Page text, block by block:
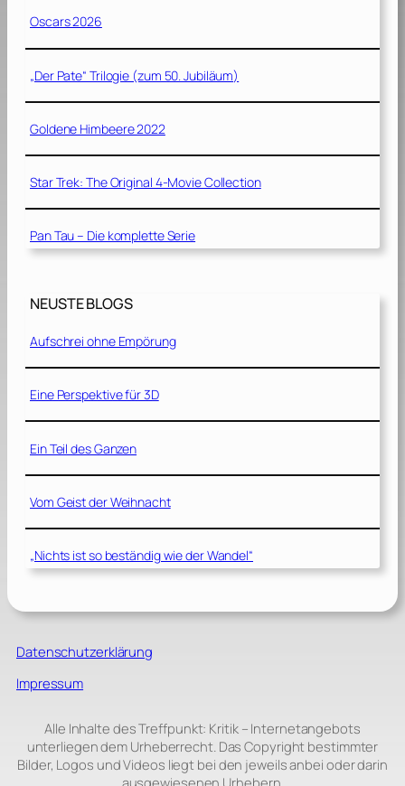
0
]
Oscars 2026
„Der Pate“ Trilogie (zum 50. Jubiläum)
Goldene Himbeere 2022
Star Trek: The Original 4-Movie Collection
Pan Tau – Die komplette Serie
NEUSTE BLOGS
Aufschrei ohne Empörung
Eine Perspektive für 3D
Ein Teil des Ganzen
Vom Geist der Weihnacht
„Nichts ist so beständig wie der Wandel“
Datenschutzerklärung
Impressum
Alle Inhalte des Treffpunkt: Kritik – Internetangebots
unterliegen dem Urheberrecht. Das Copyright bestimmter
Bilder, Logos und Videos liegt bei den jeweils anbei oder darin
ausgewiesenen Urhebern.